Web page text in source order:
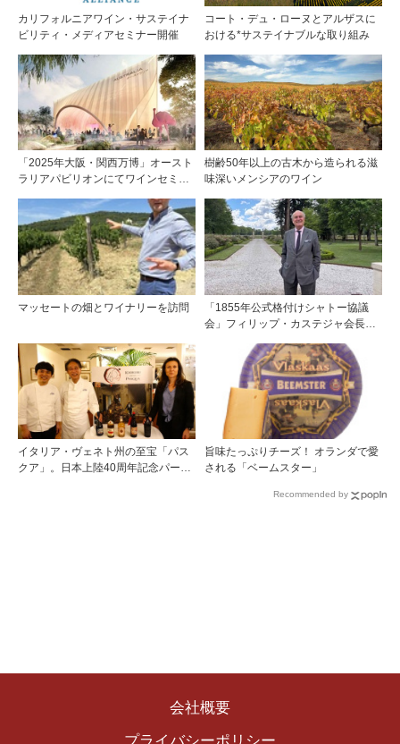
カリフォルニアワイン・サステイナ
ビリティ・メディアセミナー開催
コート・デュ・ローヌとアルザスに
おける*サステイナブルな取り組み
「2025年大阪・関西万博」オースト
ラリアパビリオンにてワインセミナ
樹齢50年以上の古木から造られる滋
味深いメンシアのワイン
マッセートの畑とワイナリーを訪問
「1855年公式格付けシャトー協議
会」フィリップ・カステジャ会長イ
1855年格付け、170年目の再評価
イタリア・ヴェネト州の至宝「パス
クア」。日本上陸40周年記念パーテ
旨味たっぷりチーズ！ オランダで愛
される「ベームスター」
Recommended by
会社概要
プライバシーポリシー